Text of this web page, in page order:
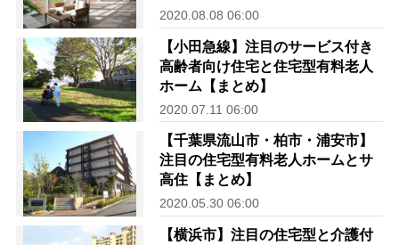
2020.08.08 06:00
【小田急線】注目のサービス付き
高齢者向け住宅と住宅型有料老人
ホーム【まとめ】
2020.07.11 06:00
【千葉県流山市・柏市・浦安市】
注目の住宅型有料老人ホームとサ
高住【まとめ】
2020.05.30 06:00
【横浜市】注目の住宅型と介護付